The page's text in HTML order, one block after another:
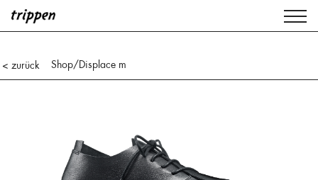
< zurück Shop/Displace m